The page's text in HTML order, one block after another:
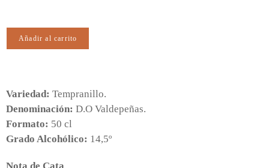
Añadir al carrito
Variedad: Tempranillo.
Denominación: D.O Valdepeñas.
Formato: 50 cl
Grado Alcohólico: 14,5º